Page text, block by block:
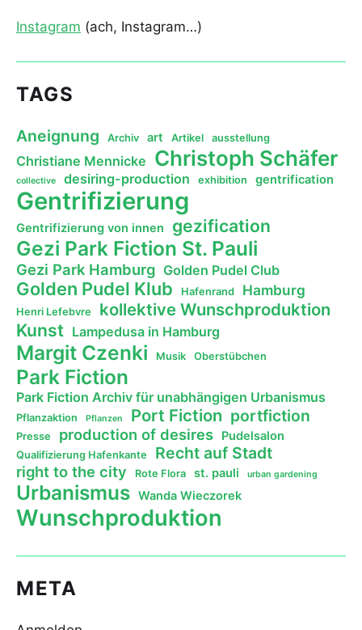
Instagram (ach, Instagram…)
TAGS
Aneignung Archiv art Artikel ausstellung
Christiane Mennicke Christoph Schäfer
collective desiring-production exhibition gentrification
Gentrifizierung
Gentrifizierung von innen gezification
Gezi Park Fiction St. Pauli
Gezi Park Hamburg Golden Pudel Club
Golden Pudel Klub Hafenrand Hamburg
Henri Lefebvre kollektive Wunschproduktion
Kunst Lampedusa in Hamburg
Margit Czenki Musik Oberstübchen
Park Fiction
Park Fiction Archiv für unabhängigen Urbanismus
Pflanzaktion Pflanzen Port Fiction portfiction
Presse production of desires Pudelsalon
Qualifizierung Hafenkante Recht auf Stadt
right to the city Rote Flora st. pauli urban gardening
Urbanismus Wanda Wieczorek
Wunschproduktion
META